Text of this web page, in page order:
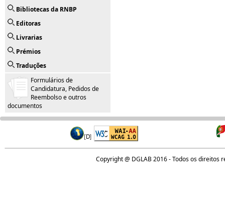
Bibliotecas da RNBP
Editoras
Livrarias
Prémios
Traduções
Formulários de
Candidatura, Pedidos de
Reembolso e outros
documentos
Copyright @ DGLAB 2016 - Todos os